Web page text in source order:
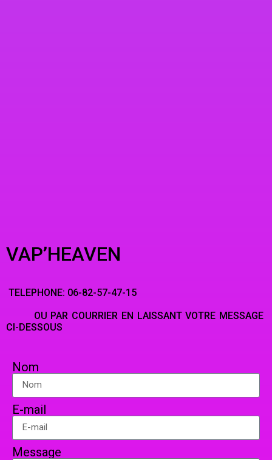
VAP’HEAVEN
TELEPHONE: 06-82-57-47-15
OU PAR COURRIER EN LAISSANT VOTRE MESSAGE
CI-DESSOUS
Nom
E-mail
Message